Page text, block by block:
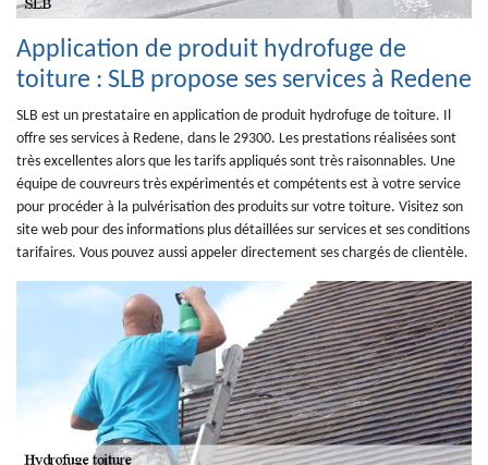
Application de produit hydrofuge de
toiture : SLB propose ses services à Redene
SLB est un prestataire en application de produit hydrofuge de toiture. Il
offre ses services à Redene, dans le 29300. Les prestations réalisées sont
très excellentes alors que les tarifs appliqués sont très raisonnables. Une
équipe de couvreurs très expérimentés et compétents est à votre service
pour procéder à la pulvérisation des produits sur votre toiture. Visitez son
site web pour des informations plus détaillées sur services et ses conditions
tarifaires. Vous pouvez aussi appeler directement ses chargés de clientèle.